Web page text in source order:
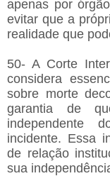
apenas por
evitar que a
realidade que
50- A Corte
considera
sobre morte
garantia de
independente
incidente. Essa
de relação
sua